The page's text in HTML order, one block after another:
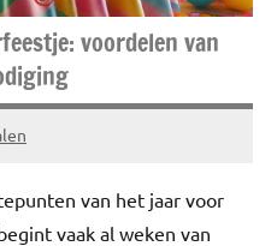
voordelen van
van het jaar voor
vaak al weken van